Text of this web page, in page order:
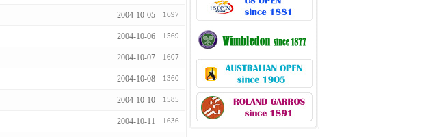
2004-10-05 1697
2004-10-06 1569
2004-10-07 1607
2004-10-08 1360
2004-10-10 1585
2004-10-11 1636